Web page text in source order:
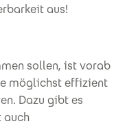
aus!
sollen, ist vorab
möglichst effizient
Dazu gibt es
auch